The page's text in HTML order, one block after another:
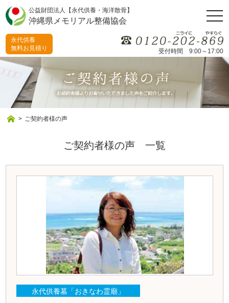
公益財団法人【永代供養・海洋散骨】
沖縄県メモリアル整備協会
受付時間 9:00～17:00
永代供養
無料お見積り
> ご契約者様の声
ご契約者様の声 一覧
永代供養墓「おきなわ霊廟」